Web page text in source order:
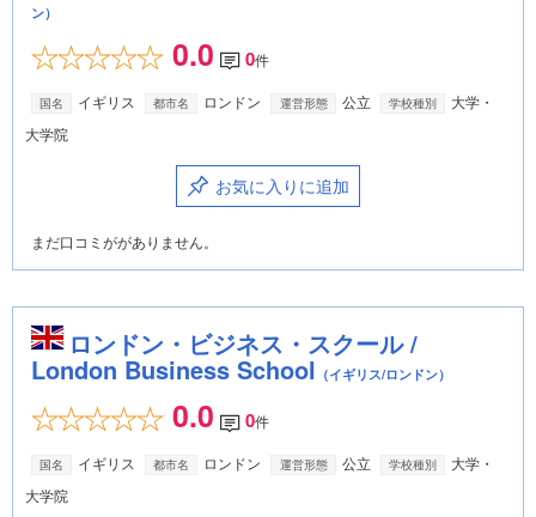
ン）
0.0 0件
国名 イギリス 都市名 ロンドン 運営形態 公立 学校種別
大学・
大学院
お気に入りに追加
まだ口コミががありません。
ロンドン・ビジネス・スクール /
London Business School （イギリス/ロンドン）
0.0 0件
国名 イギリス 都市名 ロンドン 運営形態 公立 学校種別
大学・
大学院